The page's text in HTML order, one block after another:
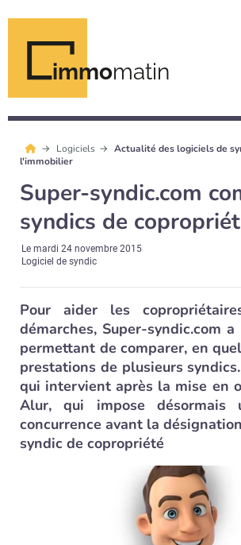
immomatin
Logiciels
Actualité des logiciels de
l'immobilier
Super-syndic.com
syndics de
Lemardi 24 novembre 2015
Logiciel de syndic
Pour aider les
démarches, Super-syndic.com
permettant de comparer, en
prestations de plusieurs
qui intervient après la mise en
Alur, qui impose désormais
concurrence avant la
syndic de copropriété